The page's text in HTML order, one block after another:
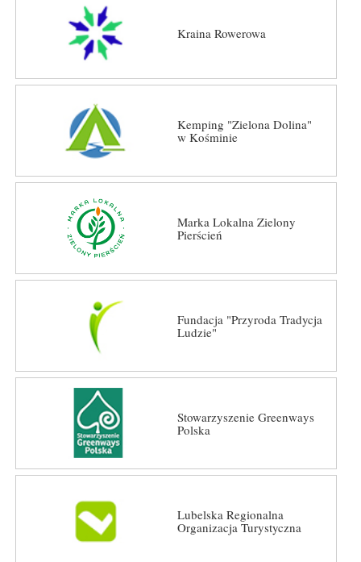
Kraina Rowerowa
Kemping "Zielona Dolina"
w Kośminie
Marka Lokalna Zielony
Pierścień
Fundacja "Przyroda Tradycja
Ludzie"
Stowarzyszenie Greenways
Polska
Lubelska Regionalna
Organizacja Turystyczna